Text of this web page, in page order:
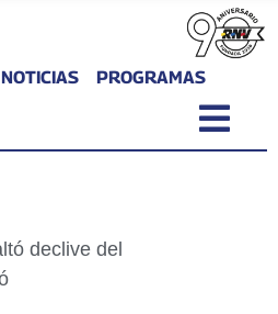
NOTICIAS PROGRAMAS